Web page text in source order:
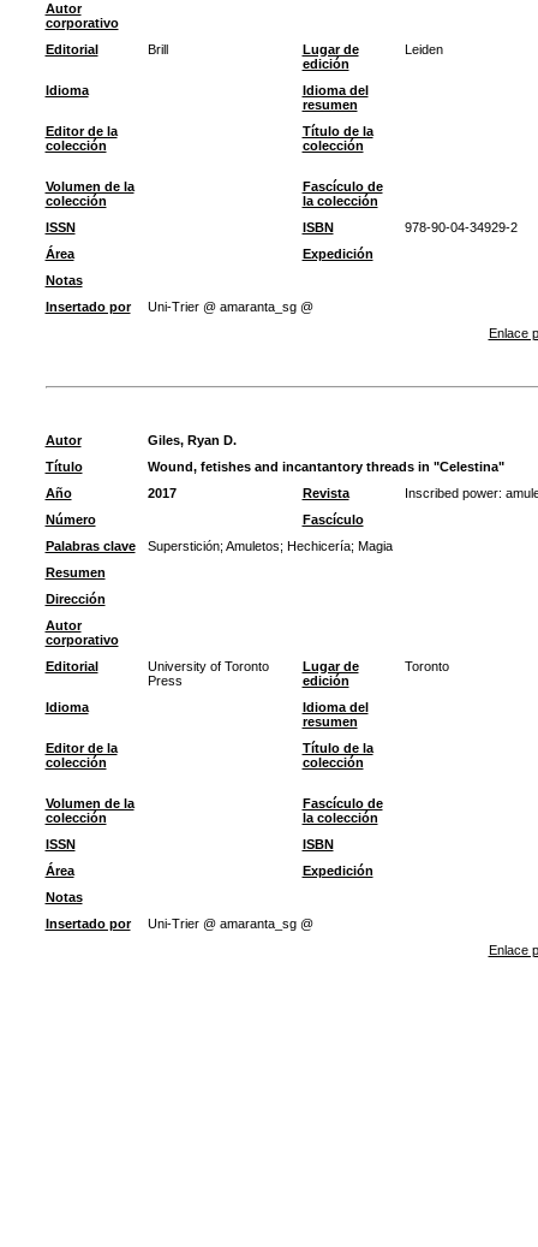
Autor
corporativo
Editorial
Brill
Lugar de
edición
Leiden
Idioma
Idioma del
resumen
Editor de la
colección
Título de la
colección
Volumen de la
colección
Fascículo de
la colección
ISSN
ISBN
978-90-04-34929-2
Área
Expedición
Notas
Insertado por
Uni-Trier @ amaranta_sg @
Enlace
Autor
Giles, Ryan D.
Título
Wound, fetishes and incantantory threads in "Celestina"
Año
2017 Revista
Inscribed power:
Número
Fascículo
Palabras clave
Superstición; Amuletos; Hechicería; Magia
Resumen
Dirección
Autor
corporativo
Editorial
University of Toronto
Press
Lugar de
edición
Toronto
Idioma
Idioma del
resumen
Editor de la
colección
Título de la
colección
Volumen de la
colección
Fascículo de
la colección
ISSN
ISBN
Área
Expedición
Notas
Insertado por
Uni-Trier @ amaranta_sg @
Enlace